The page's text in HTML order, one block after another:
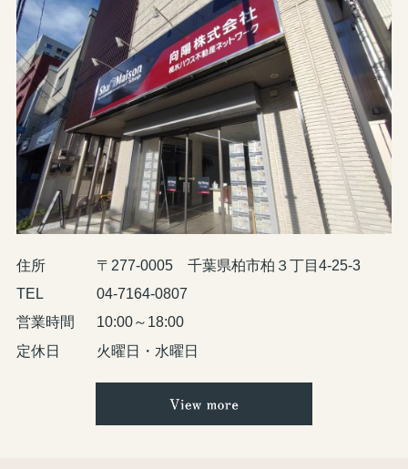
住所
〒277-0005 千葉県柏市柏３丁目4-25-3
TEL
04-7164-0807
営業時間
10:00～18:00
定休日
火曜日・水曜日